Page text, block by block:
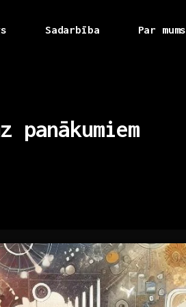
Sadarbība Par mums
panākumiem